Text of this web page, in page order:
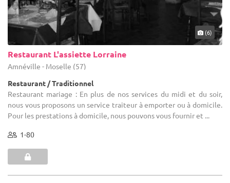
(6)
Restaurant L'assiette Lorraine
Amnéville - Moselle (57)
Restaurant / Traditionnel
Restaurant mariage : En plus de nos services du midi et du soir,
nous vous proposons un service traiteur à emporter ou à domicile.
Pour les prestations à domicile, nous pouvons vous fournir et ...
1-80